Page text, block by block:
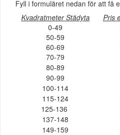
Fyll i formuläret nedan för att få
Kvadratmeter Städyta
Pris
0-49
50-59
60-69
70-79
80-89
90-99
100-114
115-124
125-136
137-148
149-159